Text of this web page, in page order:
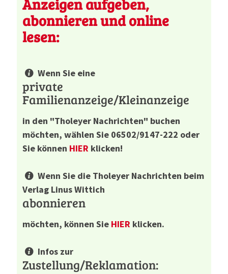
Anzeigen aufgeben,
abonnieren und online
lesen:
Wenn Sie eine
private
Familienanzeige/Kleinanzeige
in den "Tholeyer Nachrichten" buchen
möchten, wählen Sie 06502/9147-222 oder
Sie können HIER klicken!
Wenn Sie die Tholeyer Nachrichten beim
Verlag Linus Wittich
abonnieren
möchten, können Sie HIER klicken.
Infos zur
Zustellung/Reklamation: